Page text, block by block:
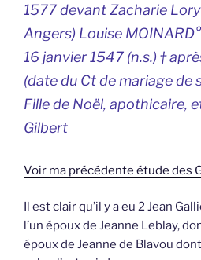
1577 devant Zacharie
Angers) Louise
16 janvier 1547 (n.s.) †
(date du Ct de mariage de
Fille de Noël, apothicaire,
Gilbert
Voir ma précédente étude des
Il est clair qu’il y a eu 2 Jean
l’un époux de Jeanne Leblay,
époux de Jeanne de Blavou